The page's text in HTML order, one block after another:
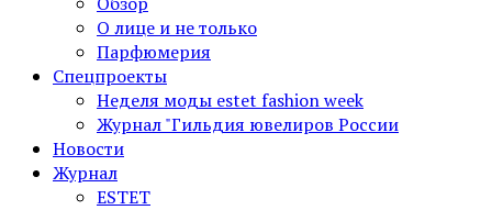
О лице и не только
Парфюмерия
Спецпроекты
Неделя моды estet fashion week
Журнал "Гильдия ювелиров России
Новости
Журнал
ESTET